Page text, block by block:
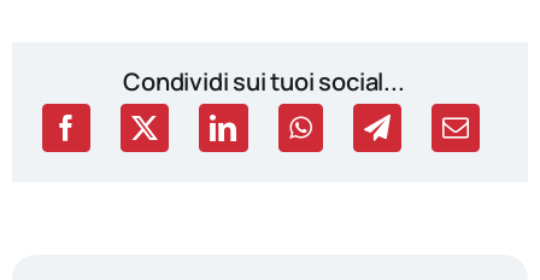
Condividi sui tuoi social...